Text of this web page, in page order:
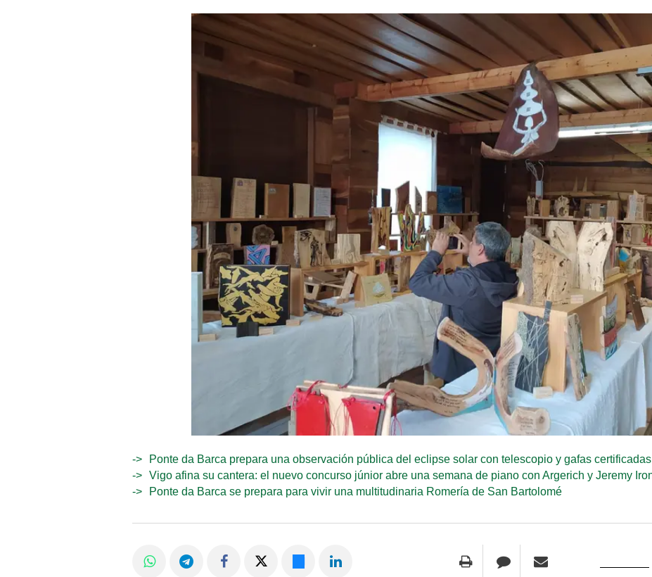
Ponte da Barca prepara una observación pública del eclipse solar con telescopio y gafas certificadas
Vigo afina su cantera: el nuevo concurso júnior abre una semana de piano con Argerich y Jeremy
Ponte da Barca se prepara para vivir una multitudinaria Romería de San Bartolomé